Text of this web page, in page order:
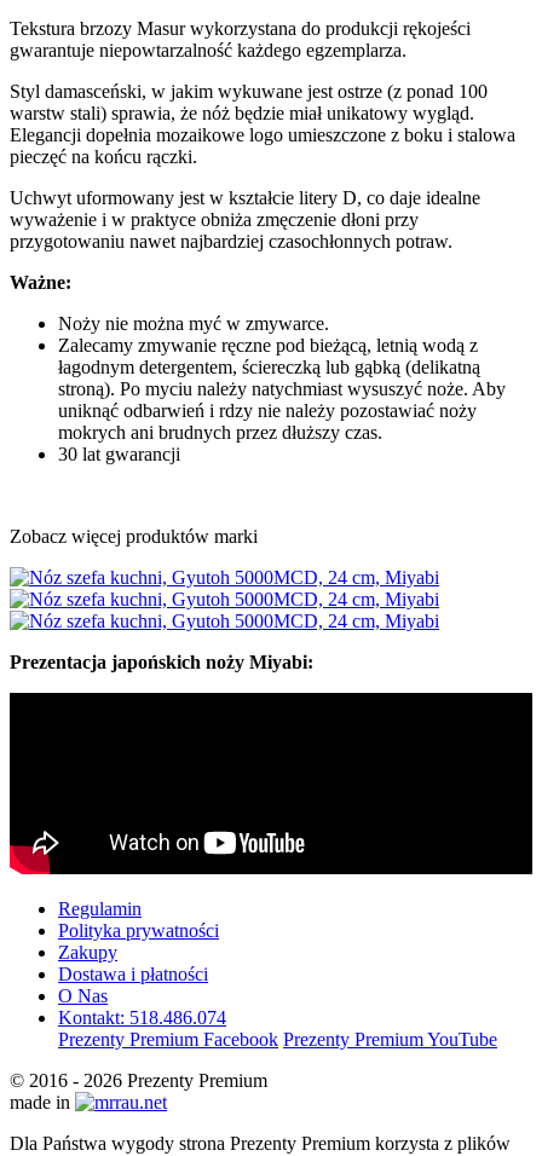
Tekstura brzozy Masur wykorzystana do produkcji rękojeści
gwarantuje niepowtarzalność każdego egzemplarza.
Styl damasceński, w jakim wykuwane jest ostrze (z ponad 100
warstw stali) sprawia, że nóż będzie miał unikatowy wygląd.
Elegancji dopełnia mozaikowe logo umieszczone z boku i stalowa
pieczęć na końcu rączki.
Uchwyt uformowany jest w kształcie litery D, co daje idealne
wyważenie i w praktyce obniża zmęczenie dłoni przy
przygotowaniu nawet najbardziej czasochłonnych potraw.
Ważne:
Noży nie można myć w zmywarce.
Zalecamy zmywanie ręczne pod bieżącą, letnią wodą z
łagodnym detergentem, ściereczką lub gąbką (delikatną
stroną). Po myciu należy natychmiast wysuszyć noże. Aby
uniknąć odbarwień i rdzy nie należy pozostawiać noży
mokrych ani brudnych przez dłuższy czas.
30 lat gwarancji
Zobacz więcej produktów marki
Prezentacja japońskich noży Miyabi:
Regulamin
Polityka prywatności
Zakupy
Dostawa i płatności
O Nas
Kontakt: 518.486.074
Prezenty Premium Facebook Prezenty Premium YouTube
© 2016 - 2026 Prezenty Premium
made in
Dla Państwa wygody strona Prezenty Premium korzysta z plików